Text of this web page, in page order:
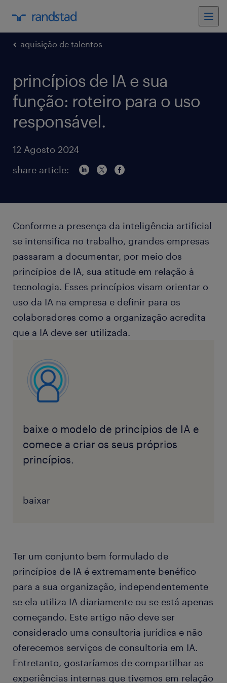
aquisição de talentos
princípios de IA e sua
função: roteiro para o uso
responsável.
12 Agosto 2024
share article:
Conforme a presença da inteligência artificial
se intensifica no trabalho, grandes empresas
passaram a documentar, por meio dos
princípios de IA, sua atitude em relação à
tecnologia. Esses princípios visam orientar o
uso da IA na empresa e definir para os
colaboradores como a organização acredita
que a IA deve ser utilizada.
baixe o modelo de princípios de IA e
comece a criar os seus próprios
princípios.
baixar
Ter um conjunto bem formulado de
princípios de IA é extremamente benéfico
para a sua organização, independentemente
se ela utiliza IA diariamente ou se está apenas
começando. Este artigo não deve ser
considerado uma consultoria jurídica e não
oferecemos serviços de consultoria em IA.
Entretanto, gostaríamos de compartilhar as
experiências internas que tivemos em relação